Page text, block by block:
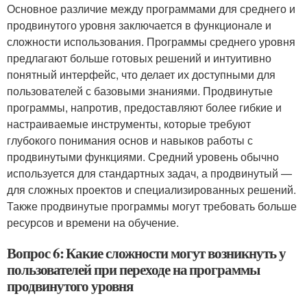
Основное различие между программами для среднего и
продвинутого уровня заключается в функционале и
сложности использования. Программы среднего уровня
предлагают больше готовых решений и интуитивно
понятный интерфейс, что делает их доступными для
пользователей с базовыми знаниями. Продвинутые
программы, напротив, предоставляют более гибкие и
настраиваемые инструменты, которые требуют
глубокого понимания основ и навыков работы с
продвинутыми функциями. Средний уровень обычно
используется для стандартных задач, а продвинутый —
для сложных проектов и специализированных решений.
Также продвинутые программы могут требовать больше
ресурсов и времени на обучение.
Вопрос 6: Какие сложности могут возникнуть у
пользователей при переходе на программы
продвинутого уровня